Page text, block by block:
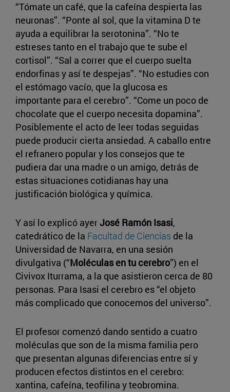
“Tómate un café, que la cafeína despierta las
neuronas”. “Ponte al sol, que la vitamina D te
ayuda a equilibrar la serotonina”. “No te
estreses tanto en el trabajo que te sube el
cortisol”. “Sal a correr que el cuerpo suelta
endorfinas y así te despejas”. “No estudies con
el estómago vacío, que la glucosa es
importante para el cerebro”. “Come un poco de
chocolate que el cuerpo necesita dopamina”.
Posiblemente el acto de leer todas seguidas
puede producir cierta ansiedad. A caballo entre
el refranero popular y los consejos que te
pudiera dar una madre o un amigo, detrás de
estas situaciones cotidianas hay una
justificación biológica y química.
Y así lo explicó ayerJosé Ramón Isasi,
catedrático de la Facultad de Ciencias de la
Universidad de Navarra, en una sesión
divulgativa (“Moléculas en tu cerebro”) en el
Civivox Iturrama, a la que asistieron cerca de 80
personas. Para Isasi el cerebro es “el objeto
más complicado que conocemos del universo”.
El profesor comenzó dando sentido a cuatro
moléculas que son de la misma familia pero
que presentan algunas diferencias entre sí y
producen efectos distintos en el cerebro:
xantina, cafeína, teofilina y teobromina.